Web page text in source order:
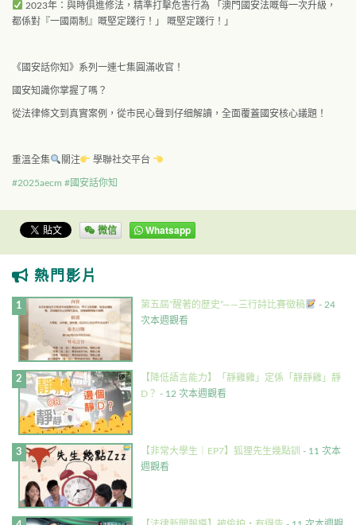
2023年：與時俱進修法，精準打擊危害行為 「澳門國安法嘅每一次升級，
都係對『一國兩制』嘅堅定踐行！」 嘅堅定踐行！」
《國安話你知》系列一連七集圓滿收官！
國安知識你掌握了嗎？
從法律條文到真實案例，從市民心聲到仔细解讀，全面覆蓋國安核心議題！
重溫全集 關注 學聯社交平台
#2025aecm #國安話你知
微信 Whatsapp
熱門影片
第五屆”醒著的歷史”——三行詩比賽徵稿
- 24
次本週觀看
【降低語言能力】「靜雞雞」定係「靜靜雞」靜
D？ - 12 次本週觀看
【非常大學生｜EP7】狐狸先生幾點訓 - 11 次本
週觀看